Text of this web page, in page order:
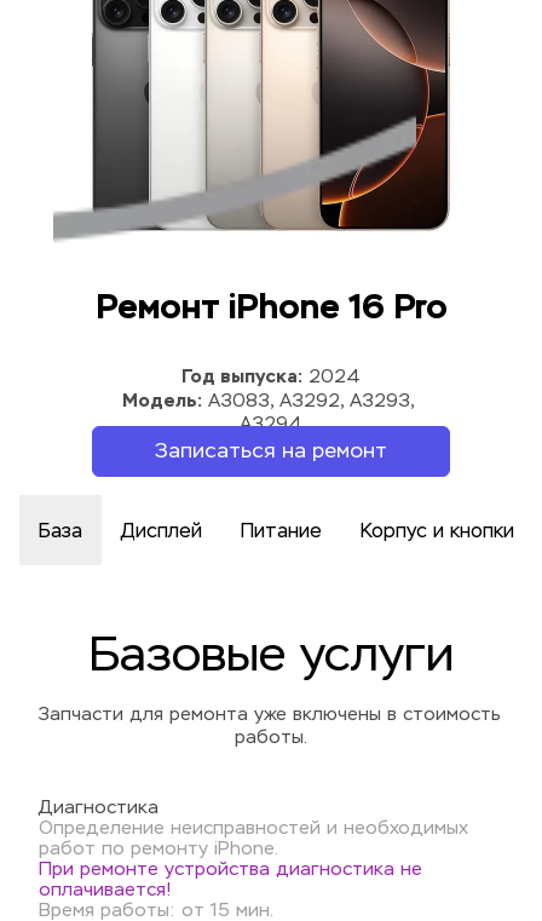
Ремонт iPhone 16 Pro
Год выпуска: 2024
Модель: A3083, A3292, A3293,
A3294
Записаться на ремонт
База Дисплей Питание Корпус и кнопки
Базовые услуги
Запчасти для ремонта уже включены в стоимость
работы.
Диагностика
Определение неисправностей и необходимых
работ по ремонту iPhone.
При ремонте устройства диагностика не
оплачивается!
Время работы: от 15 мин.